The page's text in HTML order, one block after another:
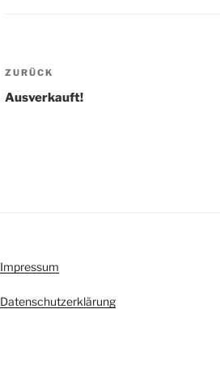
Beitragsnavigation
Vorheriger
Beitrag
ZURÜCK
Ausverkauft!
Impressum
Datenschutzerklärung